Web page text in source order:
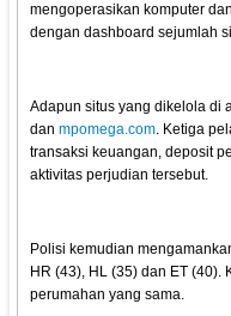
mengoperasikan komputer
dengan dashboard sejumlah
Adapun situs yang dikelola di
danmpomega.com. Ketiga
transaksi keuangan, deposit
aktivitas perjudian tersebut.
Polisi kemudian
HR (43), HL (35) dan ET
perumahan yang sama.